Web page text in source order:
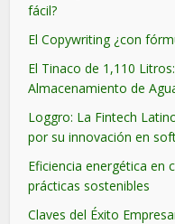
fácil?
El Copywriting ¿con
El Tinaco de 1,110
Almacenamiento de
Loggro: La Fintech
por su innovación en
Eficiencia energética en
prácticas sostenibles
Claves del Éxito